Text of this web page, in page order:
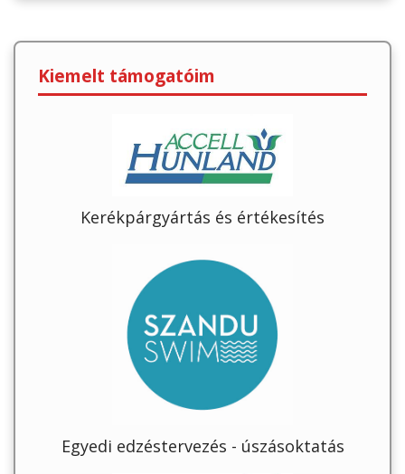
Kiemelt támogatóim
Kerékpárgyártás és értékesítés
Egyedi edzéstervezés - úszásoktatás